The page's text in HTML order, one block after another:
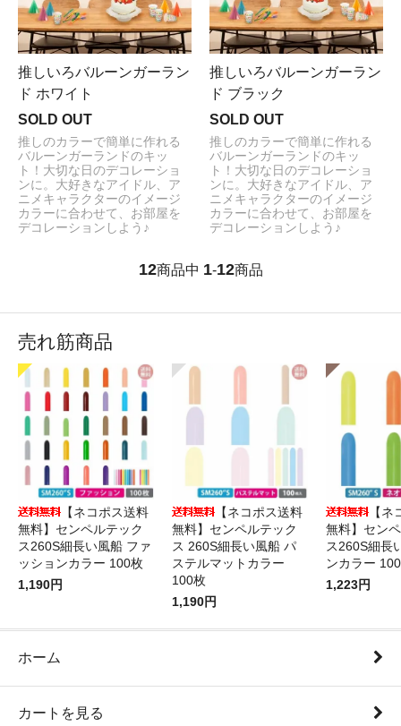
推しいろバルーンガーラン
ド ホワイト
SOLD OUT
推しのカラーで簡単に作れる
バルーンガーランドのキッ
ト！大切な日のデコレーショ
ンに。大好きなアイドル、ア
ニメキャラクターのイメージ
カラーに合わせて、お部屋を
デコレーションしよう♪
推しいろバルーンガーラン
ド ブラック
SOLD OUT
推しのカラーで簡単に作れる
バルーンガーランドのキッ
ト！大切な日のデコレーショ
ンに。大好きなアイドル、ア
ニメキャラクターのイメージ
カラーに合わせて、お部屋を
デコレーションしよう♪
12商品中 1-12商品
売れ筋商品
【ネコポス送料
無料】センペルテック
ス260S細長い風船 ファ
ッションカラー 100枚
1,190円
【ネコポス送料
無料】センペルテック
ス 260S細長い風船 パ
ステルマットカラー
100枚
1,190円
【
無料】セン
ス260S細長
ンカラー
1,223円
ホーム
カートを見る